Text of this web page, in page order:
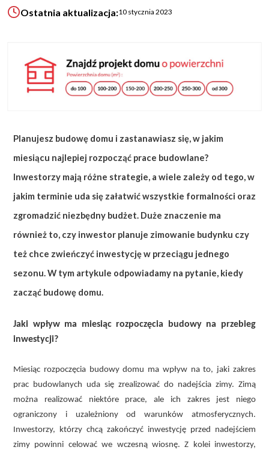
O NAS
KONAKT
ZAPISZ SIĘ
Ostatnia aktualizacja:10 stycznia 2023
Planujesz budowę domu i zastanawiasz się, w jakim
miesiącu najlepiej rozpocząć prace budowlane?
Inwestorzy mają różne strategie, a wiele zależy od tego, w
jakim terminie uda się załatwić wszystkie formalności oraz
zgromadzić niezbędny budżet. Duże znaczenie ma
również to, czy inwestor planuje zimowanie budynku czy
też chce zwieńczyć inwestycję w przeciągu jednego
sezonu. W tym artykule odpowiadamy na pytanie, kiedy
zacząć budowę domu.
Jaki wpływ ma miesiąc rozpoczęcia budowy na przebieg
inwestycji?
Miesiąc rozpoczęcia budowy domu ma wpływ na to, jaki zakres
prac budowlanych uda się zrealizować do nadejścia zimy. Zimą
można realizować niektóre prace, ale ich zakres jest niego
ograniczony i uzależniony od warunków atmosferycznych.
Inwestorzy, którzy chcą zakończyć inwestycję przed nadejściem
zimy powinni celować we wczesną wiosnę. Z kolei inwestorzy,